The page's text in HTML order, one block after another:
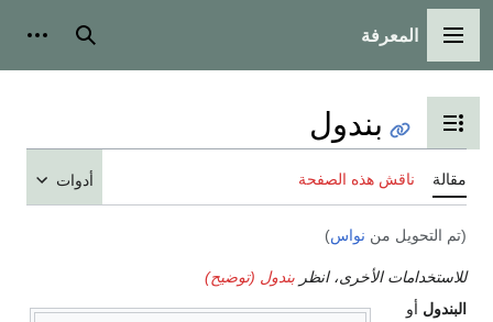
القائمة الرئيسية
المعرفة بحث
تبديل عرض جدول المحتويات
بندول
مقالة ناقش هذه الصفحة أدوات
(تم التحويل من نواس)
للاستخدامات الأخرى، انظر بندول (توضيح)
البندول أو